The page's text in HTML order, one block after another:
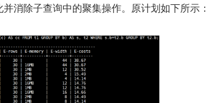
消除子查询中的聚集操作。原计划如下所示：